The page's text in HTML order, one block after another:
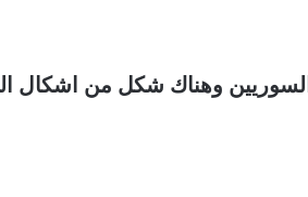
وهناك شكل من اشكال